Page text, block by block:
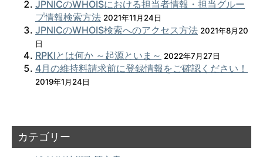
JPNICのWHOISにおける担当者情報・担当グルー
プ情報検索方法 2021年11月24日
JPNICのWHOIS検索へのアクセス方法 2021年8月20
日
RPKIとは何か ～起源といま～ 2022年7月27日
4月の維持料請求前に登録情報をご確認ください！
2019年1月24日
カテゴリー